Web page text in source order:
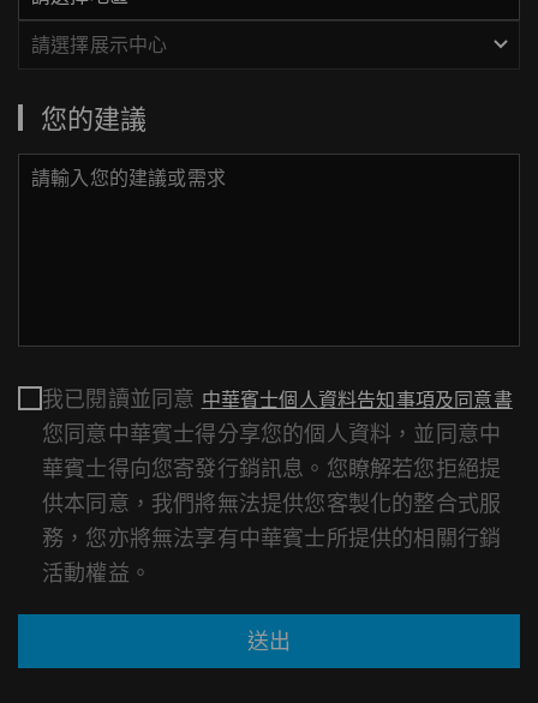
您的建議
我已閱讀並同意 中華賓士個人資料告知事項及同意書
您同意中華賓士得分享您的個人資料，並同意中
華賓士得向您寄發行銷訊息。您瞭解若您拒絕提
供本同意，我們將無法提供您客製化的整合式服
務，您亦將無法享有中華賓士所提供的相關行銷
活動權益。
送出